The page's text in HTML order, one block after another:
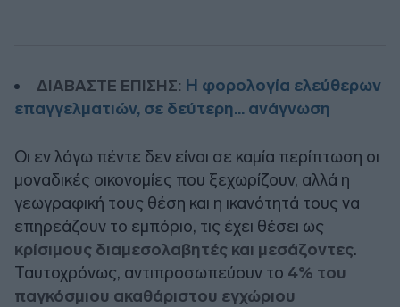
ΔΙΑΒΑΣΤΕ ΕΠΙΣΗΣ: Η φορολογία ελεύθερων
επαγγελματιών, σε δεύτερη... ανάγνωση
Οι εν λόγω πέντε δεν είναι σε καμία περίπτωση οι
μοναδικές οικονομίες που ξεχωρίζουν, αλλά η
γεωγραφική τους θέση και η ικανότητά τους να
επηρεάζουν το εμπόριο, τις έχει θέσει ως
κρίσιμους διαμεσολαβητές και μεσάζοντες.
Ταυτοχρόνως, αντιπροσωπεύουν το 4% του
παγκόσμιου ακαθάριστου εγχώριου